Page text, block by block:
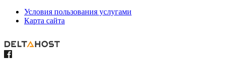
Условия пользования услугами
Карта сайта